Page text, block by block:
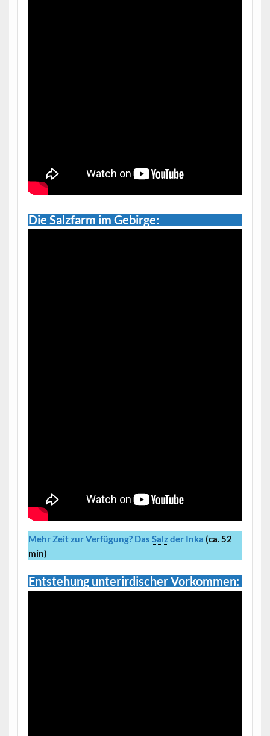
Die Salzfarm im Gebirge:
Mehr Zeit zur Verfügung? Das Salzder Inka (ca. 52
min)
Entstehung unterirdischer Vorkommen: